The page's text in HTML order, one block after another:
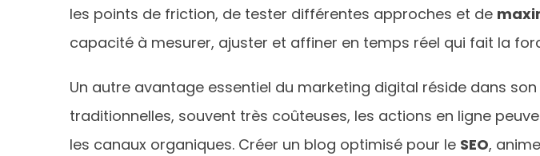
les points de friction, de tester différentes approches et de
capacité à mesurer, ajuster et affiner en temps réel qui fait la
Un autre avantage essentiel du marketing digital réside dans
traditionnelles, souvent très coûteuses, les actions en ligne
les canaux organiques. Créer un blog optimisé pour le SEO,